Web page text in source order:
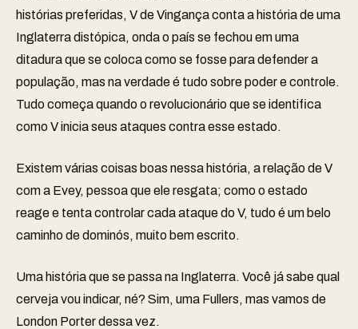
histórias preferidas, V de Vingança conta a história de uma
Inglaterra distópica, onda o país se fechou em uma
ditadura que se coloca como se fosse para defender a
população, mas na verdade é tudo sobre poder e controle.
Tudo começa quando o revolucionário que se identifica
como V inicia seus ataques contra esse estado.
Existem várias coisas boas nessa história, a relação de V
com a Evey, pessoa que ele resgata; como o estado
reage e tenta controlar cada ataque do V, tudo é um belo
caminho de dominós, muito bem escrito.
Uma história que se passa na Inglaterra. Você já sabe qual
cerveja vou indicar, né? Sim, uma Fullers, mas vamos de
London Porterdessa vez.